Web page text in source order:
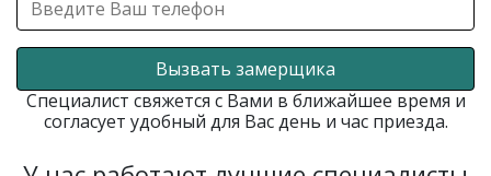
Вызвать замерщика
Специалист свяжется с Вами в ближайшее время и
согласует удобный для Вас день и час приезда.